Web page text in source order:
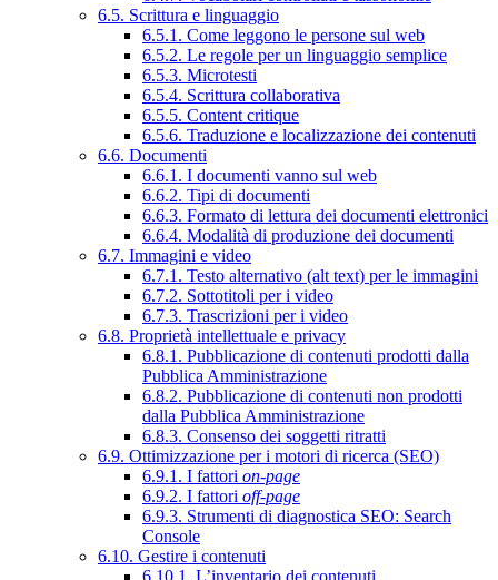
6.5. Scrittura e linguaggio
6.5.1. Come leggono le persone sul web
6.5.2. Le regole per un linguaggio semplice
6.5.3. Microtesti
6.5.4. Scrittura collaborativa
6.5.5. Content critique
6.5.6. Traduzione e localizzazione dei contenuti
6.6. Documenti
6.6.1. I documenti vanno sul web
6.6.2. Tipi di documenti
6.6.3. Formato di lettura dei documenti elettronici
6.6.4. Modalità di produzione dei documenti
6.7. Immagini e video
6.7.1. Testo alternativo (alt text) per le immagini
6.7.2. Sottotitoli per i video
6.7.3. Trascrizioni per i video
6.8. Proprietà intellettuale e privacy
6.8.1. Pubblicazione di contenuti prodotti dalla
Pubblica Amministrazione
6.8.2. Pubblicazione di contenuti non prodotti
dalla Pubblica Amministrazione
6.8.3. Consenso dei soggetti ritratti
6.9. Ottimizzazione per i motori di ricerca (SEO)
6.9.1. I fattori on-page
6.9.2. I fattori off-page
6.9.3. Strumenti di diagnostica SEO: Search
Console
6.10. Gestire i contenuti
6.10.1. L’inventario dei contenuti